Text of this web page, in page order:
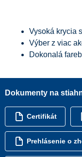
Vysoká krycia
Výber z viac
Dokonalá
Dokumenty na
Certifikát
Prehlásenie o